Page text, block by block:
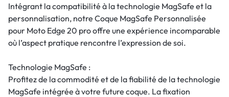
Intégrant la compatibilité à la technologie MagSafe et la
personnalisation, notre Coque MagSafe Personnalisée
pour Moto Edge 20 pro offre une expérience incomparable
où l’aspect pratique rencontre l’expression de soi.
Technologie MagSafe :
Profitez de la commodité et de la fiabilité de la technologie
MagSafe intégrée à votre future coque. La fixation